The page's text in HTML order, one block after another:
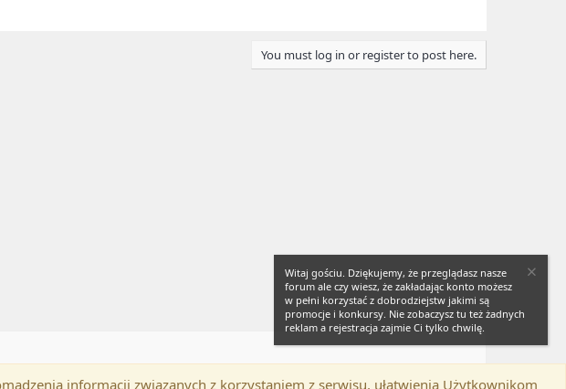
You must log in or register to post here.
Witaj gościu. Dziękujemy, że przeglądasz nasze
forum ale czy wiesz, że zakładając konto możesz
w pełni korzystać z dobrodziejstw jakimi są
promocje i konkursy. Nie zobaczysz tu też żadnych
reklam a rejestracja zajmie Ci tylko chwilę.
informacji związanych z korzystaniem z serwisu, ułatwienia Użytkownikom